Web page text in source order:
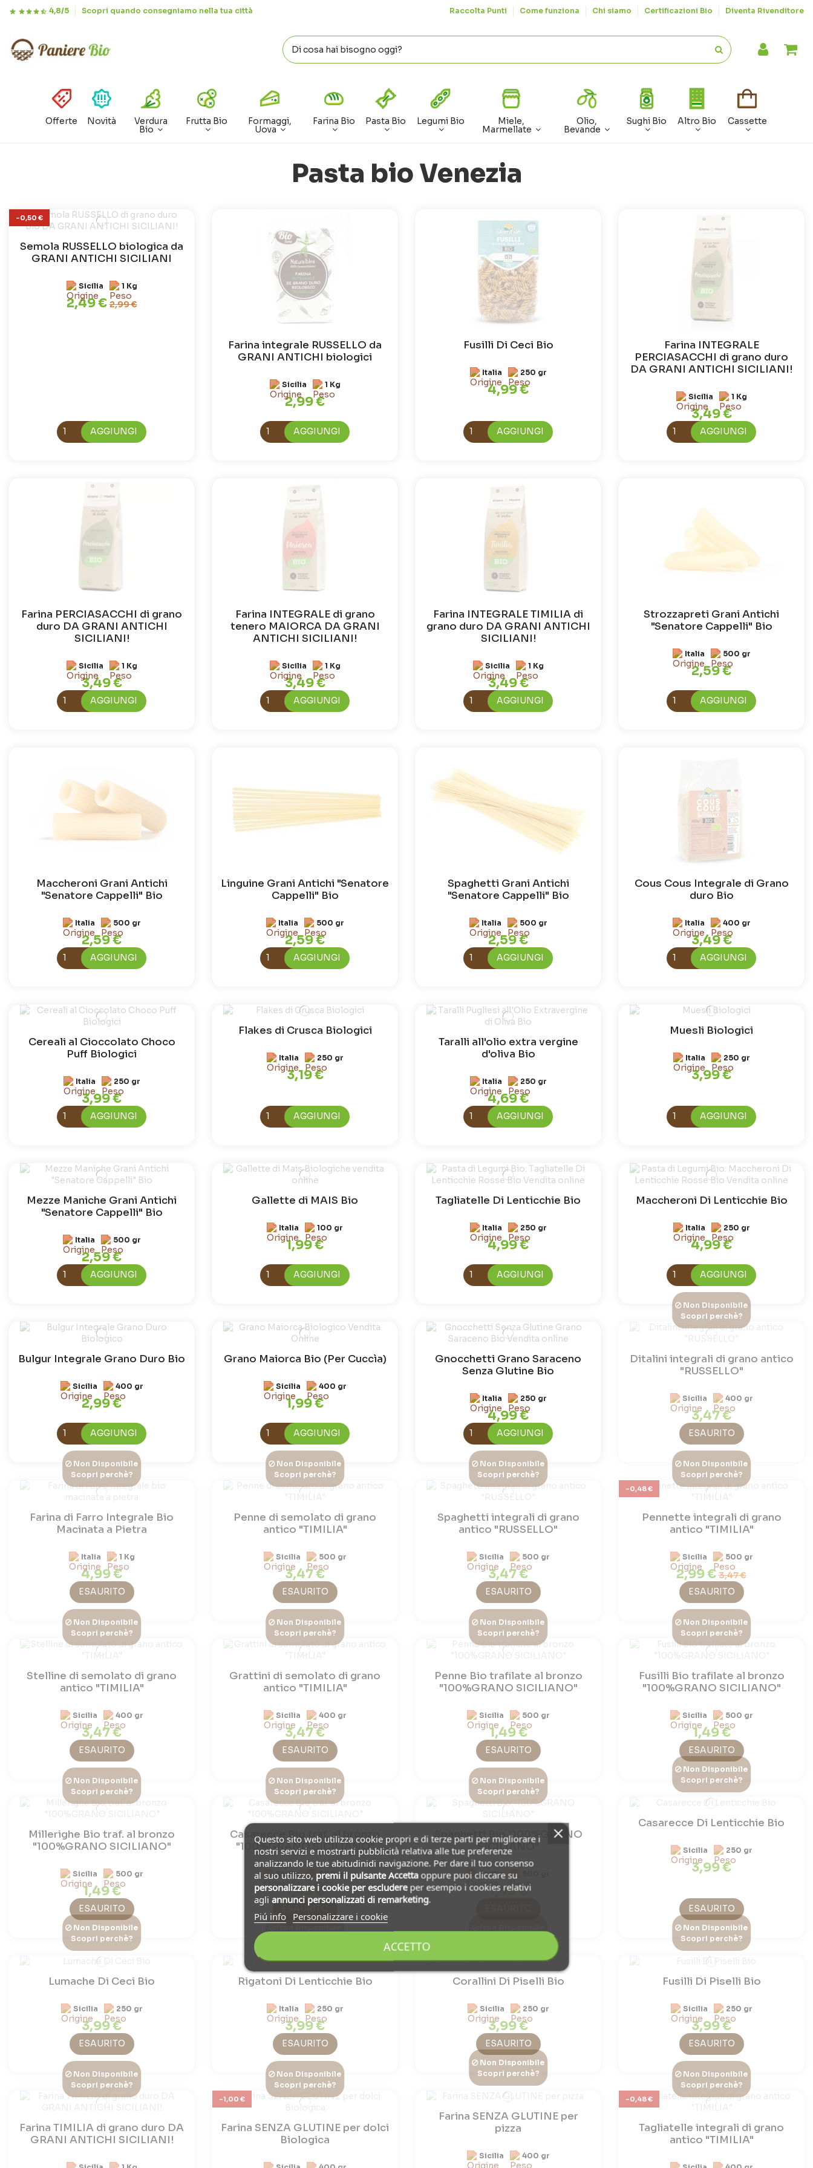
4,8/5 Scopri quando consegniamo nella tua città Raccolta Punti Come funziona Chi siamo Certificazioni Bio Diventa Rivenditore
Offerte Novità Verdura
Bio
Frutta Bio Formaggi,
Uova
Farina Bio Pasta Bio Legumi Bio Miele,
Marmellate
Olio,
Bevande
Sughi Bio Altro Bio Cassette
Pasta bio Venezia
-0,50 €
Semola RUSSELLO biologica da
GRANI ANTICHI SICILIANI
Sicilia 1 Kg
2,49 €2,99 €
AGGIUNGI
Farina integrale RUSSELLO da
GRANI ANTICHI biologici
Sicilia 1 Kg
2,99 €
AGGIUNGI
Fusilli Di Ceci Bio
Italia 250 gr
4,99 €
AGGIUNGI
Farina INTEGRALE
PERCIASACCHI di grano duro
DA GRANI ANTICHI SICILIANI!
Sicilia 1 Kg
3,49 €
AGGIUNGI
Farina PERCIASACCHI di grano
duro DA GRANI ANTICHI
SICILIANI!
Sicilia 1 Kg
3,49 €
AGGIUNGI
Farina INTEGRALE di grano
tenero MAIORCA DA GRANI
ANTICHI SICILIANI!
Sicilia 1 Kg
3,49 €
AGGIUNGI
Farina INTEGRALE TIMILIA di
grano duro DA GRANI ANTICHI
SICILIANI!
Sicilia 1 Kg
3,49 €
AGGIUNGI
Strozzapreti Grani Antichi
"Senatore Cappelli" Bio
Italia 500 gr
2,59 €
AGGIUNGI
Maccheroni Grani Antichi
"Senatore Cappelli" Bio
Italia 500 gr
2,59 €
AGGIUNGI
Linguine Grani Antichi "Senatore
Cappelli" Bio
Italia 500 gr
2,59 €
AGGIUNGI
Spaghetti Grani Antichi
"Senatore Cappelli" Bio
Italia 500 gr
2,59 €
AGGIUNGI
Cous Cous Integrale di Grano
duro Bio
Italia 400 gr
3,49 €
AGGIUNGI
Cereali al Cioccolato Choco
Puff Biologici
Italia 250 gr
3,99 €
AGGIUNGI
Flakes di Crusca Biologici
Italia 250 gr
3,19 €
AGGIUNGI
Taralli all'olio extra vergine
d'oliva Bio
Italia 250 gr
4,69 €
AGGIUNGI
Muesli Biologici
Italia 250 gr
3,99 €
AGGIUNGI
Mezze Maniche Grani Antichi
"Senatore Cappelli" Bio
Italia 500 gr
2,59 €
AGGIUNGI
Gallette di MAIS Bio
Italia 100 gr
1,99 €
AGGIUNGI
Tagliatelle Di Lenticchie Bio
Italia 250 gr
4,99 €
AGGIUNGI
Maccheroni Di Lenticchie Bio
Italia 250 gr
4,99 €
AGGIUNGI
Bulgur Integrale Grano Duro Bio
Sicilia 400 gr
2,99 €
AGGIUNGI
Grano Maiorca Bio (Per Cuccìa)
Sicilia 400 gr
1,99 €
AGGIUNGI
Gnocchetti Grano Saraceno
Senza Glutine Bio
Italia 250 gr
4,99 €
AGGIUNGI
Non Disponibile
Scopri perchè?
Ditalini integrali di grano antico
"RUSSELLO"
Sicilia 400 gr
3,47 €
ESAURITO
Non Disponibile
Scopri perchè?
Farina di Farro Integrale Bio
Macinata a Pietra
Italia 1 Kg
4,99 €
ESAURITO
Non Disponibile
Scopri perchè?
Penne di semolato di grano
antico "TIMILIA"
Sicilia 500 gr
3,47 €
ESAURITO
Non Disponibile
Scopri perchè?
Spaghetti integrali di grano
antico "RUSSELLO"
Sicilia 500 gr
3,47 €
ESAURITO
-0,48 €
Non Disponibile
Scopri perchè?
Pennette integrali di grano
antico "TIMILIA"
Sicilia 500 gr
2,99 € 3,47 €
ESAURITO
Non Disponibile
Scopri perchè?
Stelline di semolato di grano
antico "TIMILIA"
Sicilia 400 gr
3,47 €
ESAURITO
Non Disponibile
Scopri perchè?
Grattini di semolato di grano
antico "TIMILIA"
Sicilia 400 gr
3,47 €
ESAURITO
Non Disponibile
Scopri perchè?
Penne Bio trafilate al bronzo
"100%GRANO SICILIANO"
Sicilia 500 gr
1,49 €
ESAURITO
Non Disponibile
Scopri perchè?
Fusilli Bio trafilate al bronzo
"100%GRANO SICILIANO"
Sicilia 500 gr
1,49 €
ESAURITO
Non Disponibile
Scopri perchè?
Millerighe Bio traf. al bronzo
"100%GRANO SICILIANO"
Sicilia 500 gr
1,49 €
ESAURITO
Non Disponibile
Scopri perchè?
Casarecce Bio traf. al bronzo
"100%GRANO SICILIANO"
Sicilia 500 gr
1,49 €
ESAURITO
Non Disponibile
Scopri perchè?
Spaghetti Bio "100%GRANO
SICILIANO"
Sicilia
1,49 €
Non Disponibile
Scopri perchè?
Casarecce Di Lenticchie Bio
Sicilia 250 gr
3,99 €
ESAURITO
Non Disponibile
Scopri perchè?
Lumache Di Ceci Bio
Sicilia 250 gr
3,99 €
ESAURITO
Rigatoni Di Lenticchie Bio
Italia 250 gr
3,99 €
ESAURITO
Corallini Di Piselli Bio
Sicilia 250 gr
3,99 €
ESAURITO
Non Disponibile
Scopri perchè?
Fusilli Di Piselli Bio
Sicilia 250 gr
3,99 €
ESAURITO
Non Disponibile
Scopri perchè?
Farina TIMILIA di grano duro DA
GRANI ANTICHI SICILIANI!
-1,00 €
Non Disponibile
Scopri perchè?
Farina SENZA GLUTINE per dolci
Biologica
Non Disponibile
Scopri perchè?
Farina SENZA GLUTINE per
pizza
Sicilia 400 gr
-0,48 €
Non Disponibile
Scopri perchè?
Tagliatelle integrali di grano
antico "TIMILIA"
Questo sito web utilizza cookie propri e di terze parti per migliorare i
nostri servizi e mostrarti pubblicità relativa alle tue preferenze
analizzando le tue abitudinidi navigazione. Per dare il tuo consenso
al suo utilizzo, premi il pulsante Accettaoppure puoi cliccare su
personalizzare i cookie per escludereper esempio i cookies relativi
agli annunci personalizzati di remarketing.
Piú info
Personalizzare i cookie
ACCETTO